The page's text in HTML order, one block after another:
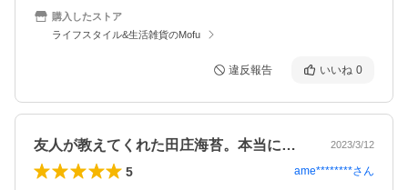
購入したストア
ライフスタイル&生活雑貨のMofu
違反報告 いいね 0
友人が教えてくれた田庄海苔。本当に美味… 2023/3/12
5 ame********さん